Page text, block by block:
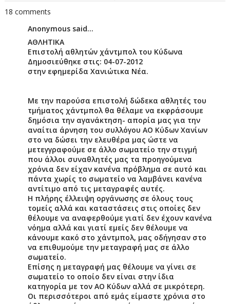
18 comments
Anonymous said...
ΑΘΛΗΤΙΚΑ
Επιστολή αθλητών χάντμπολ του Κύδωνα
Δημοσιεύθηκε στις: 04-07-2012
στην εφημερίδα Χανιώτικα Νέα.
Με την παρούσα επιστολή δώδεκα αθλητές του
τμήματος χάντμπολ θα θέλαμε να εκφράσουμε
δημόσια την αγανάκτηση- απορία μας για την
αναίτια άρνηση του συλλόγου ΑΟ Κύδων Χανίων
στο να δώσει την ελευθέρα μας ώστε να
μετεγγραφούμε σε άλλο σωματείο την στιγμή
που άλλοι συναθλητές μας τα προηγούμενα
χρόνια δεν είχαν κανένα πρόβλημα σε αυτό και
πάντα χωρίς το σωματείο να λαμβάνει κανένα
αντίτιμο από τις μεταγραφές αυτές.
Η πλήρης έλλειψη οργάνωσης σε όλους τους
τομείς αλλά και καταστάσεις στις οποίες δεν
θέλουμε να αναφερθούμε γιατί δεν έχουν κανένα
νόημα αλλά και γιατί εμείς δεν θέλουμε να
κάνουμε κακό στο χάντμπολ, μας οδήγησαν στο
να επιθυμούμε την μεταγραφή μας σε άλλο
σωματείο.
Επίσης η μεταγραφή μας θέλουμε να γίνει σε
σωματείο το οποίο δεν είναι στην ίδια
κατηγορία με τον ΑΟ Κύδων αλλά σε μικρότερη.
Οι περισσότεροι από εμάς είμαστε χρόνια στο